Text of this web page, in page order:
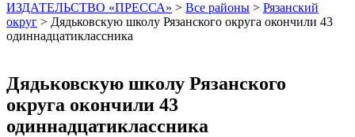
ИЗДАТЕЛЬСТВО «ПРЕССА» > Все районы > Рязанский
округ > Дядьковскую школу Рязанского округа окончили 43
одиннадцатиклассника
Дядьковскую школу Рязанского
округа окончили 43
одиннадцатиклассника